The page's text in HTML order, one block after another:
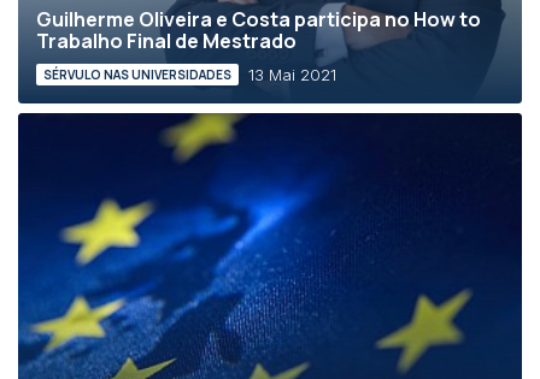
Guilherme Oliveira e Costa participa no How to
Trabalho Final de Mestrado
SÉRVULO NAS UNIVERSIDADES 13 Mai 2021